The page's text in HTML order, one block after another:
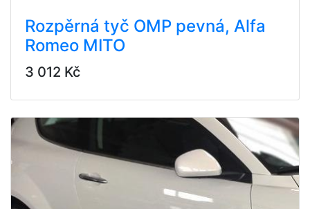
Rozpěrná tyč OMP pevná, Alfa
Romeo MITO
3 012 Kč